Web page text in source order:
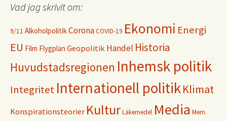
Vad jag skrivit om:
9/11 AlkoholpolitikCoronaCOVID-19 Ekonomi Energi
EU Film Flygplan Geopolitik Handel Historia
Huvudstadsregionen Inhemsk politik
Integritet Internationell politikKlimat
Konspirationsteorier KulturLäkemedel Media Mem